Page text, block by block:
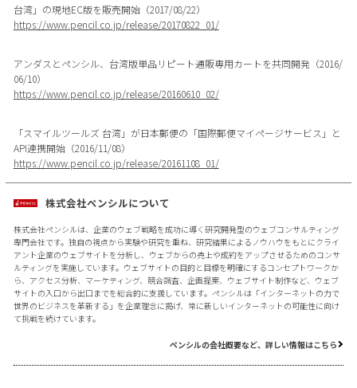
台湾」の現地EC版を販売開始（2017/08/22）
https://www.pencil.co.jp/release/20170822_01/
アンダスとペンシル、台湾版単品リピート通販専用カートを共同開発（2016/
06/10）
https://www.pencil.co.jp/release/20160610_02/
「スマイルツールズ 台湾」が日本郵便の「国際郵便マイページサービス」と
API連携開始（2016/11/08）
https://www.pencil.co.jp/release/20161108_01/
株式会社ペンシルについて
株式会社ペンシルは、企業のウェブ戦略を成功に導く研究開発型のウェブコンサルティング
専門会社です。独自の視点から実験や研究を重ね、研究結果によるノウハウをもとにクライ
アント企業のウェブサイトを分析し、ウェブからの売上や成約をアップさせるためのコンサ
ルティングを実施しています。ウェブサイトの目的と目標を明確にするコンセプトワークか
ら、アクセス分析、マーケティング、競合調査、企画提案、ウェブサイト制作など、ウェブ
サイトの入口から出口までを総合的に支援しています。ペンシルは「インターネットの力で
世界のビジネスを革新する」を企業理念に掲げ、常に新しいインターネットの可能性に向け
て挑戦を続けています。
ペンシルの会社概要など、詳しい情報はこちら